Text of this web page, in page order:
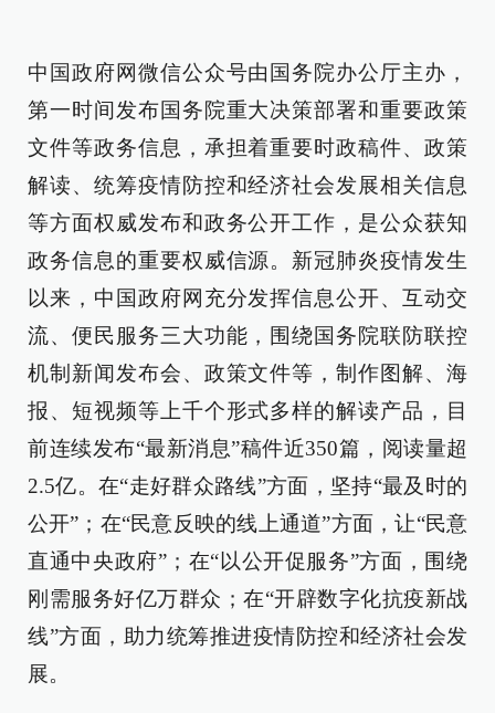
中国政府网微信公众号由国务院办公厅主办，
第一时间发布国务院重大决策部署和重要政策
文件等政务信息，承担着重要时政稿件、政策
解读、统筹疫情防控和经济社会发展相关信息
等方面权威发布和政务公开工作，是公众获知
政务信息的重要权威信源。新冠肺炎疫情发生
以来，中国政府网充分发挥信息公开、互动交
流、便民服务三大功能，围绕国务院联防联控
机制新闻发布会、政策文件等，制作图解、海
报、短视频等上千个形式多样的解读产品，目
前连续发布“最新消息”稿件近350篇，阅读量超
2.5亿。在“走好群众路线”方面，坚持“最及时的
公开”；在“民意反映的线上通道”方面，让“民意
直通中央政府”；在“以公开促服务”方面，围绕
刚需服务好亿万群众；在“开辟数字化抗疫新战
线”方面，助力统筹推进疫情防控和经济社会发
展。